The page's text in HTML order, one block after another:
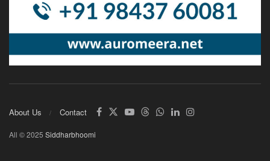
About Us Contact
All © 2025 Siddharbhoomi